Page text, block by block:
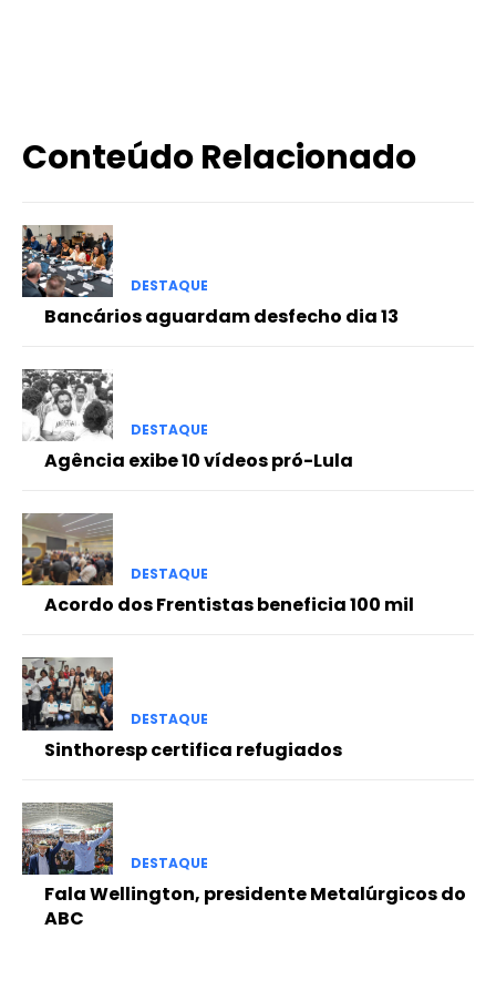
Conteúdo Relacionado
DESTAQUE
Bancários aguardam desfecho dia 13
DESTAQUE
Agência exibe 10 vídeos pró-Lula
DESTAQUE
Acordo dos Frentistas beneficia 100 mil
DESTAQUE
Sinthoresp certifica refugiados
DESTAQUE
Fala Wellington, presidente Metalúrgicos do
ABC